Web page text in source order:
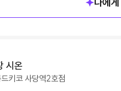
나에
시온
키코 사당역2호점